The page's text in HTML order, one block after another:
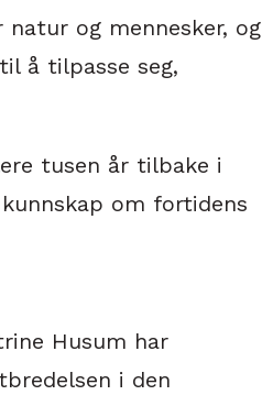
natur og mennesker, og
å tilpasse seg,
tusen år tilbake i
om fortidens
Husum har
i den